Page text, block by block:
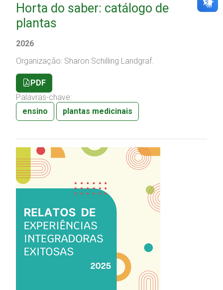
Horta do saber: catálogo de
plantas
2026
Organização: Sharon Schilling Landgraf.
PDF
Palavras-chave:
ensino
plantas medicinais